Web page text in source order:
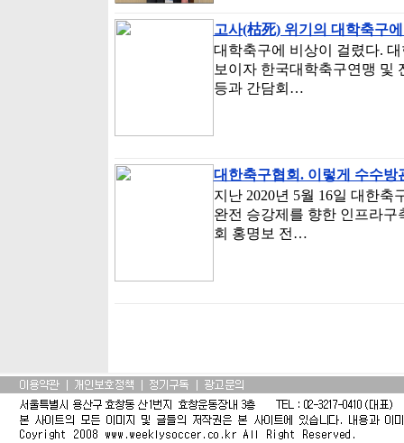
고사(枯死) 위기의 대학축구
대학축구에 비상이 걸렸다.
보이자 한국대학축구연맹 및
등과 간담회…
대한축구협회. 이렇게 수수
지난 2020년 5월 16일 대한
완전 승강제를 향한 인프라
회 홍명보 전…